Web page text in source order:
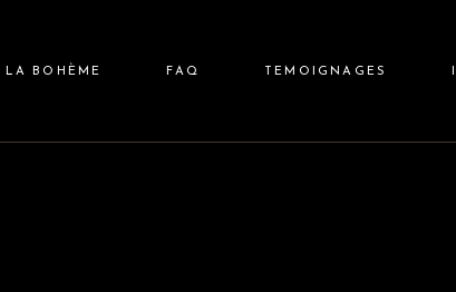
LA BOHÈME FAQ TEMOIGNAGES